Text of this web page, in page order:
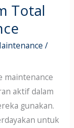
Total
/
maintenance
aktif dalam
gunakan.
untuk